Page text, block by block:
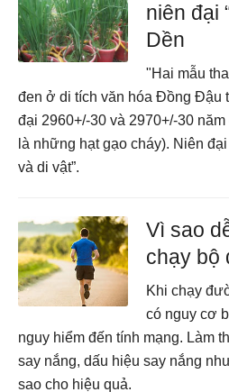
niên đại
Dền
"Hai mẫu
đen ở di tích văn hóa Đồng Đậu
đại 2960+/-30 và 2970+/-30
là những hạt gạo cháy). Niên
và di vật”.
Vì sao
chạy bộ
Khi chạy
có nguy cơ
nguy hiểm đến tính mạng. Làm
say nắng, dấu hiệu say nắng
sao cho hiệu quả.